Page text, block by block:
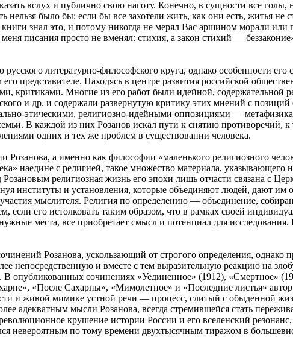
вслух и публично свою наготу. Конечно, в сущности все
нельзя было бы; если бы все захотели жить, как они есть, житья
знал это, и потому никогда не мерял Вас аршином морали
писания просто не вменял: стихия, а закон стихий —
литературно-философского круга, однако особенности
представителе. Находясь в центре развития российской
критиками. Многие из его работ были идейной, содержательной
и др. и содержали развернутую критику этих мнений с
этическими, религиозно-идейными оппозициями —
В каждой из них Розанов искал пути к снятию противоречий,
одних и тех же проблем в существовании человека.
а именно как философии «маленького религиозного
наедине с религией, такое множество материала, указывающего
Розановым религиозная жизнь его эпохи лишь отчасти связана с
институты и установления, которые объединяют людей, дают им
мыслителя. Религия по определению — объединение,
если его истолковать таким образом, что в рамках своей
места, все приобретает смысл и потенциал для
Розанова, ускользающий от строгого определения, однако
непосредственную и вместе с тем выразительную реакцию на
В опубликованных сочинениях «Уединенное» (1912), «Смертное»
«После Сахарны», «Мимолетное» и «Последние листья»
и живой мимике устной речи — процесс, слитый с обыденной
адекватным мысли Розанова, всегда стремившейся стать
крушение истории России и его вселенский
невероятным по тому времени двухтысячным тиражом в